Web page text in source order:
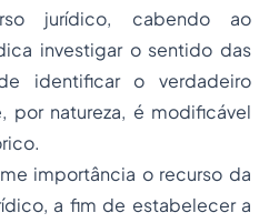
jurídico, cabendo ao
investigar o sentido das
identificar o verdadeiro
por natureza, é modificável
importância o recurso da
a fim de estabelecer a